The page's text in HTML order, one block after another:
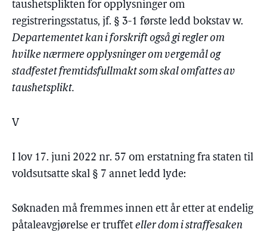
taushetsplikten for opplysninger om
registreringsstatus, jf. § 3-1 første ledd bokstav w.
Departementet kan i forskrift også gi regler om
hvilke nærmere opplysninger om vergemål og
stadfestet fremtidsfullmakt som skal omfattes av
taushetsplikt.
V
I lov 17. juni 2022 nr. 57 om erstatning fra staten til
voldsutsatte skal § 7 annet ledd lyde:
Søknaden må fremmes innen ett år etter at endelig
påtaleavgjørelse er truffet eller dom i straffesaken